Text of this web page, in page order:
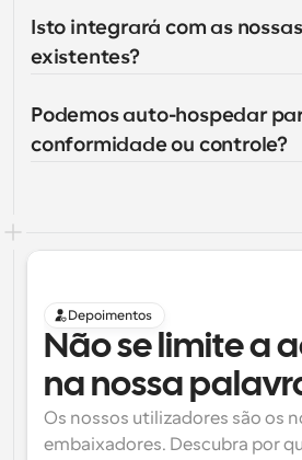
Isto integrará com as
existentes?
Podemos auto-hospedar
conformidade ou controle?
Depoimentos
Não se limite a
na nossa
Os nossos utilizadores são os
embaixadores. Descubra por